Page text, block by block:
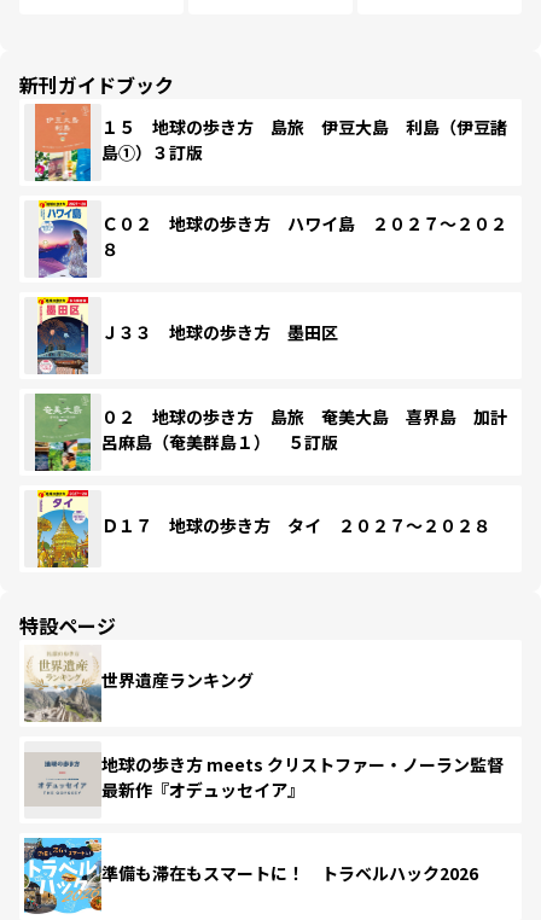
新刊ガイドブック
１５ 地球の歩き方 島旅 伊豆大島 利島（伊豆諸
島①）３訂版
Ｃ０２ 地球の歩き方 ハワイ島 ２０２７～２０２
８
Ｊ３３ 地球の歩き方 墨田区
０２ 地球の歩き方 島旅 奄美大島 喜界島 加計
呂麻島（奄美群島１） ５訂版
Ｄ１７ 地球の歩き方 タイ ２０２７～２０２８
特設ページ
世界遺産ランキング
地球の歩き方 meets クリストファー・ノーラン監督
最新作『オデュッセイア』
準備も滞在もスマートに！ トラベルハック2026